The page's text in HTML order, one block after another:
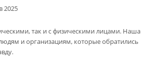
2025
так и с физическими лицами. Наша
и организациям, которые обратились